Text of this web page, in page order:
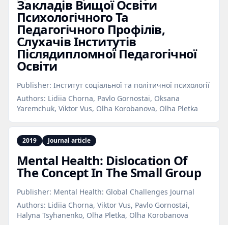
Закладів Вищої Освіти
Психологічного Та
Педагогічного Профілів,
Слухачів Інститутів
Післядипломної Педагогічної
Освіти
Publisher: Інститут соціальної та політичної психології
Authors: Lidiia Chorna, Pavlo Gornostai, Oksana
Yaremchuk, Viktor Vus, Olha Korobanova, Olha Pletka
2019 Journal article
Mental Health: Dislocation Of
The Concept In The Small Group
Publisher: Mental Health: Global Challenges Journal
Authors: Lidiia Chorna, Viktor Vus, Pavlo Gornostai,
Halyna Tsyhanenko, Olha Pletka, Olha Korobanova